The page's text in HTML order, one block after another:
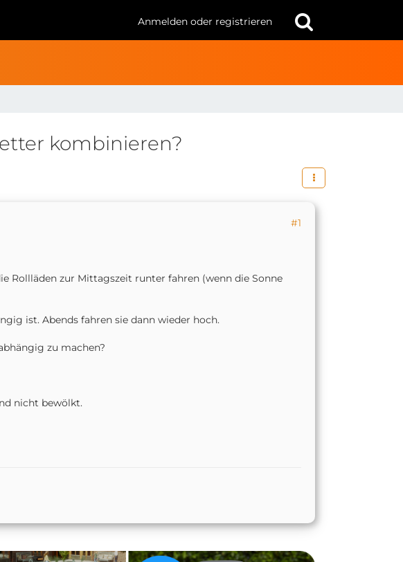
Anmelden oder registrieren
kombinieren?
#1
Rollläden zur Mittagszeit runter fahren (wenn die Sonne
ist. Abends fahren sie dann wieder hoch.
zu machen?
nicht bewölkt.